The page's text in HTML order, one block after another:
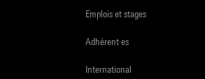
Emplois et stages
Adhérent·es
International